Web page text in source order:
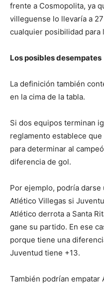
frente a Cosmopolita, ya
villeguense lo llevaría a
cualquier posibilidad para
Los posibles desempates
La definición también
en la cima de la tabla.
Si dos equipos terminan
reglamento establece
para determinar al
diferencia de gol.
Por ejemplo, podría
Atlético Villegas si
Atlético derrota a Santa
gane su partido. En ese
porque tiene una
Juventud tiene +13.
También podrían empatar